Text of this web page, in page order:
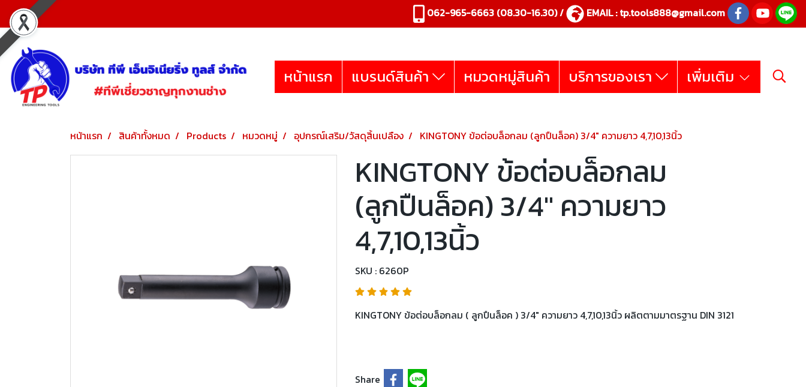
062-965-6663 (08.30-16.30) / EMAIL :tp.tools888@gmail.com
หน้าแรก แบรนด์สินค้า หมวดหมู่สินค้า บริการของเรา เพิ่มเติม
หน้าแรก สินค้าทั้งหมด Products หมวดหมู่ อุปกรณ์เสริม/วัสดุสิ้นเปลือง KINGTONY ข้อต่อบล็อกลม (ลูกปืนล็อค) 3/4" ความยาว 4,7,10,13นิ้ว
KINGTONY ข้อต่อบล็อกลม
(ลูกปืนล็อค) 3/4" ความยาว
4,7,10,13นิ้ว
SKU : 6260P
KINGTONY ข้อต่อบล็อกลม ( ลูกปืนล็อค ) 3/4" ความยาว 4,7,10,13นิ้ว ผลิตตามมาตรฐาน DIN 3121
Share